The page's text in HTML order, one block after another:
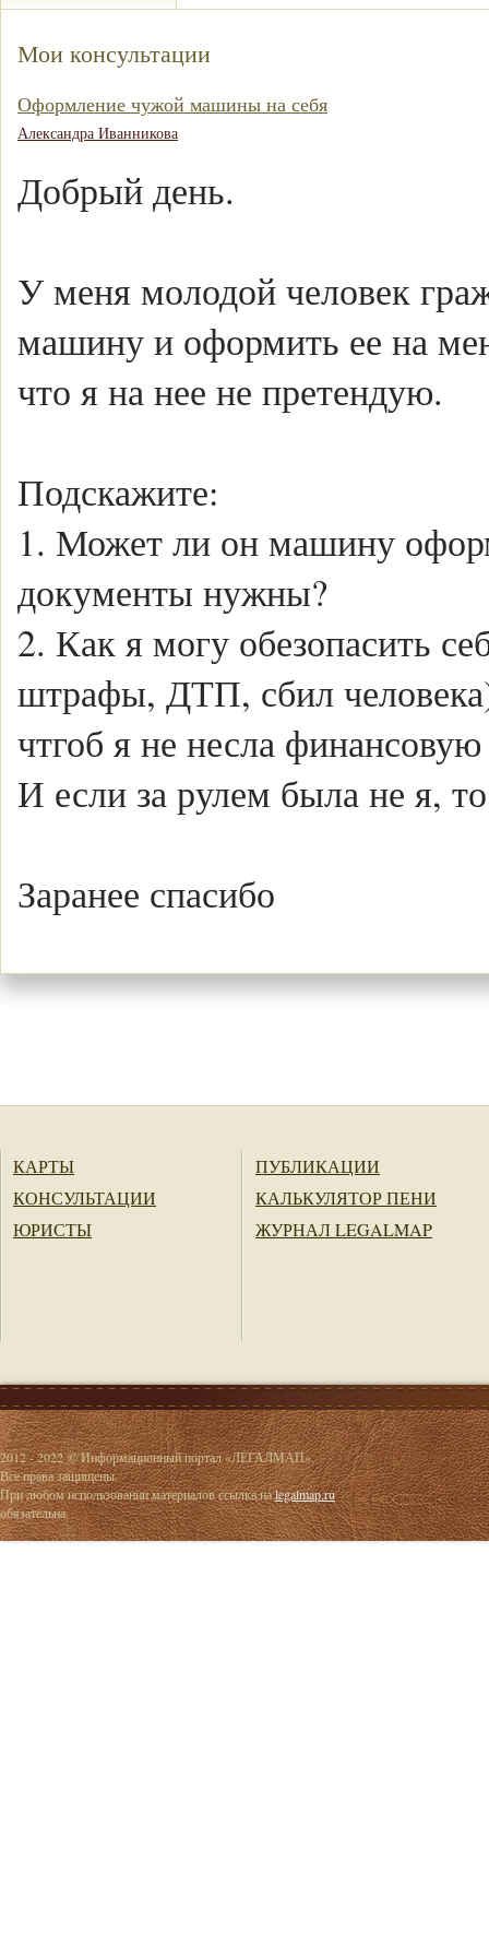
Мои консультации
Оформление чужой машины на себя
Александра Иванникова
Добрый день.
У меня молодой человек
машину и оформить ее на
что я на нее не претендую.
Подскажите:
1. Может ли он машину
документы нужны?
2. Как я могу обезопасить
штрафы, ДТП, сбил
чтгоб я не несла
И если за рулем была не я,
Заранее спасибо
КАРТЫ
КОНСУЛЬТАЦИИ
ЮРИСТЫ
ПУБЛИКАЦИИ
КАЛЬКУЛЯТОР ПЕНИ
ЖУРНАЛ LEGALMAP
2012 - 2022 © Информационный портал «ЛЕГАЛМАП».
Все права защищены.
При любом использовании материалов ссылка наlegalmap.ru
обязательна.